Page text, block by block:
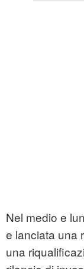
Nel medio e
e lanciata una
una